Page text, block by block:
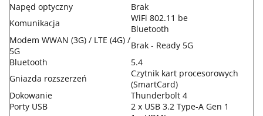
Napęd optyczny
Brak
Komunikacja
WiFi 802.11 be
Bluetooth
Modem WWAN (3G) / LTE (4G) /
5G
Brak - Ready 5G
Bluetooth
5.4
Gniazda rozszerzeń
Czytnik kart procesorowych
(SmartCard)
Dokowanie
Thunderbolt 4
Porty USB
2 x USB 3.2 Type-A Gen 1